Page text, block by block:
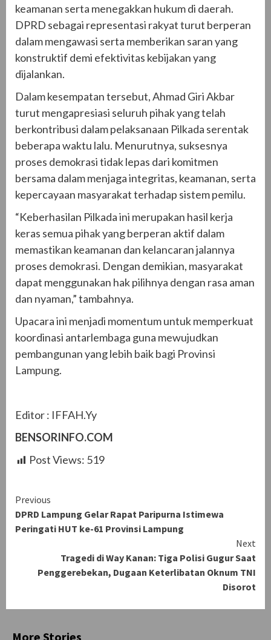
keamanan serta menegakkan hukum di daerah.
DPRD sebagai representasi rakyat turut berperan
dalam mengawasi serta memberikan saran yang
konstruktif demi efektivitas kebijakan yang
dijalankan.
Dalam kesempatan tersebut, Ahmad Giri Akbar
turut mengapresiasi seluruh pihak yang telah
berkontribusi dalam pelaksanaan Pilkada serentak
beberapa waktu lalu. Menurutnya, suksesnya
proses demokrasi tidak lepas dari komitmen
bersama dalam menjaga integritas, keamanan, serta
kepercayaan masyarakat terhadap sistem pemilu.
“Keberhasilan Pilkada ini merupakan hasil kerja
keras semua pihak yang berperan aktif dalam
memastikan keamanan dan kelancaran jalannya
proses demokrasi. Dengan demikian, masyarakat
dapat menggunakan hak pilihnya dengan rasa aman
dan nyaman,” tambahnya.
Upacara ini menjadi momentum untuk memperkuat
koordinasi antarlembaga guna mewujudkan
pembangunan yang lebih baik bagi Provinsi
Lampung.
Editor : IFFAH.Yy
BENSORINFO.COM
Post Views: 519
Continue
Reading
Previous
DPRD Lampung Gelar Rapat Paripurna Istimewa
Peringati HUT ke-61 Provinsi Lampung
Next
Tragedi di Way Kanan: Tiga Polisi Gugur Saat
Penggerebekan, Dugaan Keterlibatan Oknum TNI
Disorot
More Stories